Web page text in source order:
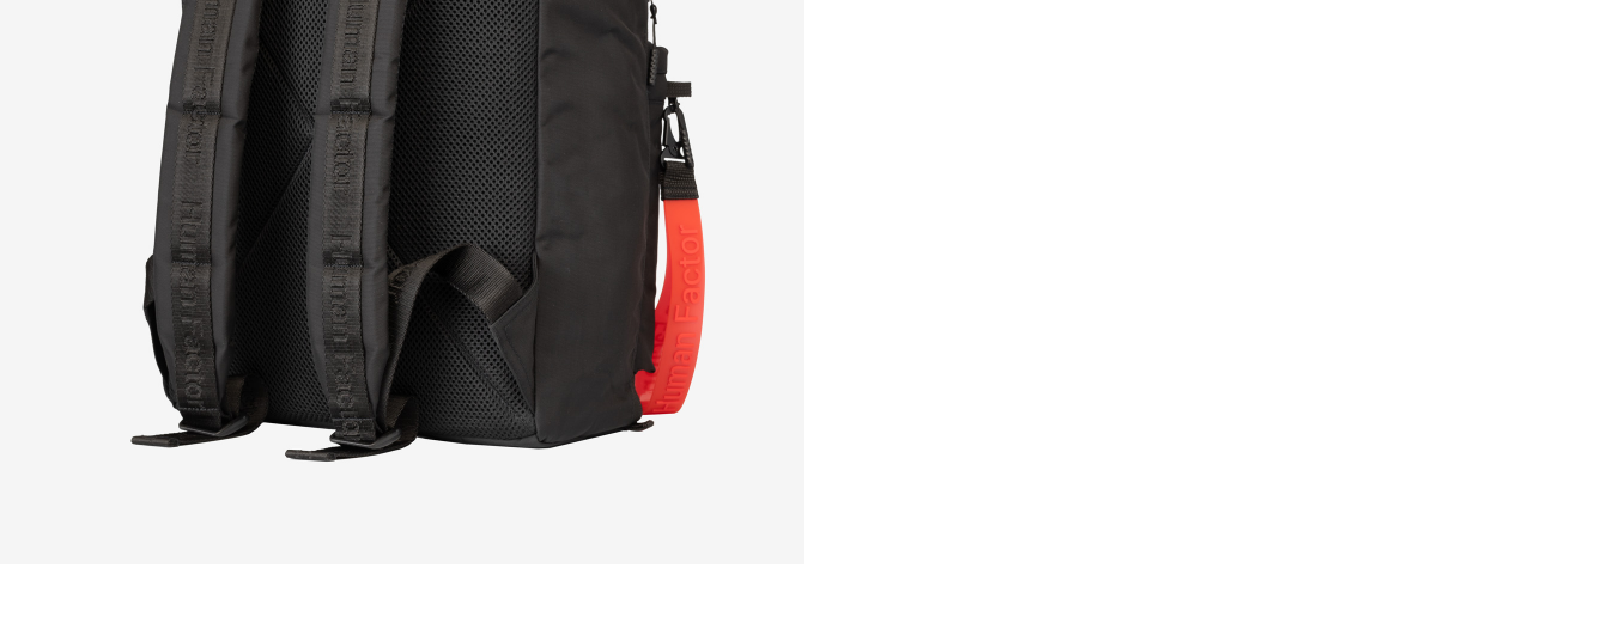
Необязательно. Один файл до 20 МБ: PDF, DOC/DOCX, XLS/XLSX, PPT/PPTX, ODT, RTF, TXT; изображения — JPG, JPEG, PNG,
WEBP, GIF (без SVG и исполняемых файлов).
Согласен с политикой конфиденциальности
Согласен с политикой конфиденциальности